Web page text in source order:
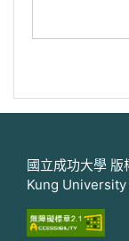
國立成功大學
Kung